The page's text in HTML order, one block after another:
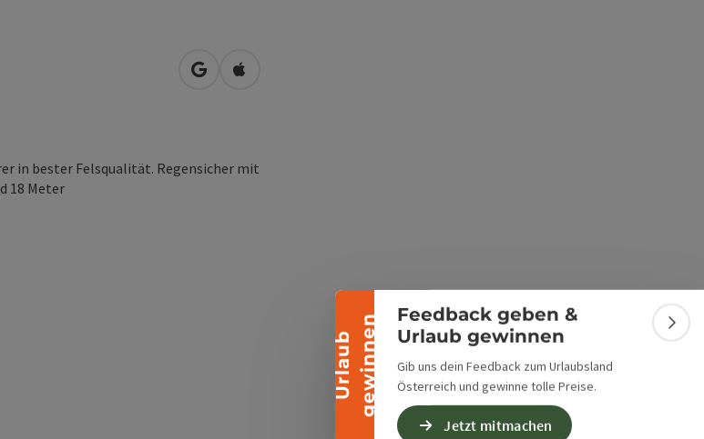
U
r
l
a
u
b
g
e
w
i
n
n
en
Banner einklappen
Feedback geben &
Urlaub gewinnen
Gib uns dein Feedback zum Urlaubsland
Österreich und gewinne tolle Preise.
Jetzt mitmachen
in Google Maps öffnen
in Apple Maps öffnen
in bester Felsqualität. Regensicher mit
18 Meter